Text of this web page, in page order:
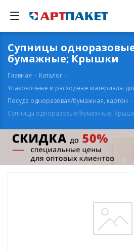
Супницы
бумажные; Крышки
Главная - Каталог -
Упаковочные и расходные материалы
Посуда одноразовая/бумажная, картон -
Супницы одноразовые/бумажные;